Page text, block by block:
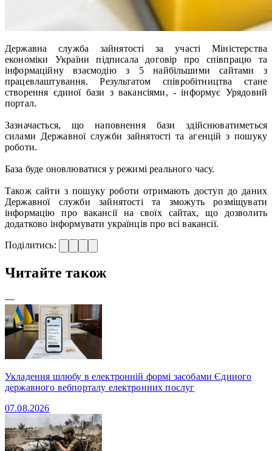
Державна служба зайнятості за участі Міністерства
економіки України підписала договір про співпрацю та
інформаційну взаємодію з 5 найбільшими сайтами з
працевлаштування. Результатом співробітництва стане
створення єдиної бази з вакансіями, - інформує Урядовий
портал.
Зазначається, що наповнення бази здійснюватиметься
силами Державної служби зайнятості та агенцій з пошуку
роботи.
База буде оновлюватися у режимі реального часу.
Також сайти з пошуку роботи отримають доступ до даних
Державної служби зайнятості та зможуть розміщувати
інформацію про вакансії на своїх сайтах, що дозволить
додатково інформувати українців про всі вакансії.
Поділитись:
Читайте також
—
Укладення шлюбу в електронній формі засобами Єдиного
державного вебпорталу електронних послуг
07.08.2026